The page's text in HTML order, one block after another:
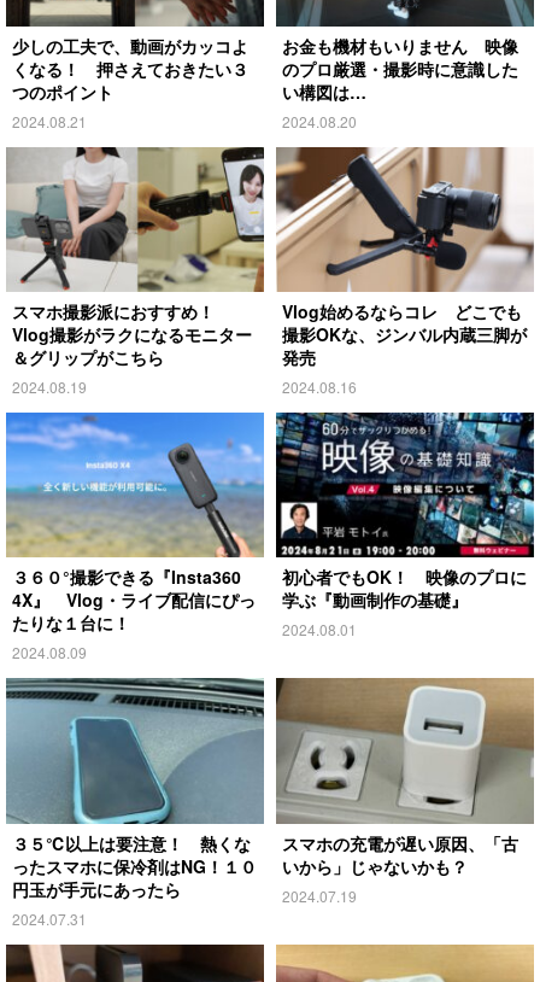
少しの工夫で、動画がカッコよ
くなる！ 押さえておきたい３
つのポイント
2024.08.21
お金も機材もいりません 映像
のプロ厳選・撮影時に意識した
い構図は…
2024.08.20
スマホ撮影派におすすめ！
Vlog撮影がラクになるモニター
＆グリップがこちら
2024.08.19
Vlog始めるならコレ どこでも
撮影OKな、ジンバル内蔵三脚が
発売
2024.08.16
３６０°撮影できる『Insta360
4X』 Vlog・ライブ配信にぴっ
たりな１台に！
2024.08.09
初心者でもOK！ 映像のプロに
学ぶ『動画制作の基礎』
2024.08.01
３５℃以上は要注意！ 熱くな
ったスマホに保冷剤はNG！１０
円玉が手元にあったら
2024.07.31
スマホの充電が遅い原因、「古
いから」じゃないかも？
2024.07.19